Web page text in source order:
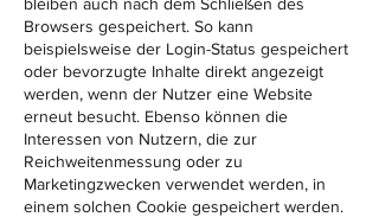
Browsers gespeichert. So kann
beispielsweise der Login-Status gespeichert
oder bevorzugte Inhalte direkt angezeigt
werden, wenn der Nutzer eine Website
erneut besucht. Ebenso können die
Interessen von Nutzern, die zur
Reichweitenmessung oder zu
Marketingzwecken verwendet werden, in
einem solchen Cookie gespeichert werden.